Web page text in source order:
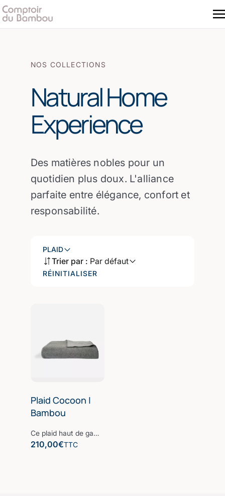
NOS COLLECTIONS
Natural Home
Experience
Des matières nobles pour un
quotidien plus doux. L'alliance
parfaite entre élégance, confort et
responsabilité.
PLAID
Trier par : Par défaut
RÉINITIALISER
Plaid Cocoon |
Bambou
Ce plaid haut de gamme est fabriqué à partir d'un mélange entre la fibre de bambou, douce et respirante avec une fibre de polyester, peu froissable et qui conserve la chaleur. Le résultat de cette alliance de matières nobles est un plaid haut de gamme qui vous accompagnera lors des soirées d'hiver et embellira votre intérieur avec son design raffiné et intemporel. Notre plaid a une certaine épaisseur tout en restant très léger avec une texture lisse. Confectionné à partir d’une des fibres les plus nobles et écologiques du monde, la Fibre B., ce plaid est ultra-doux, absorbant et sèche rapidement. Notre linge de bain participe avec style à votre bien-être et à la protection de la planète. Nos Collections de linge de bain sont fabriquées dans les meilleurs ateliers d’Europe.
210,00€TTC